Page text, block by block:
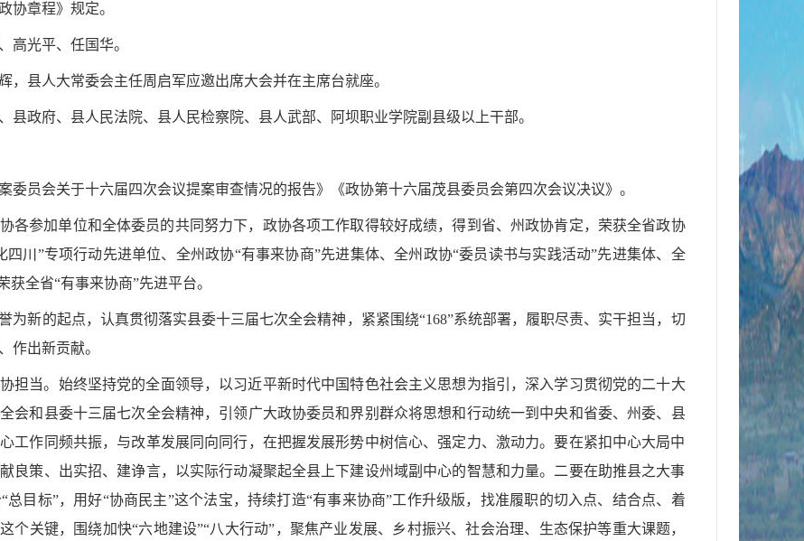
协章程》规定。
高光平、任国华。
，县人大常委会主任周启军应邀出席大会并在主席台就座。
县政府、县人民法院、县人民检察院、县人武部、阿坝职业学院副县级以上干部。
委员会关于十六届四次会议提案审查情况的报告》《政协第十六届茂县委员会第四次会议决议》。
各参加单位和全体委员的共同努力下，政协各项工作取得较好成绩，得到省、州政协肯定，荣获全省政协
川”专项行动先进单位、全州政协“有事来协商”先进集体、全州政协“委员读书与实践活动”先进集体、全
全省“有事来协商”先进平台。
为新的起点，认真贯彻落实县委十三届七次全会精神，紧紧围绕“168”系统部署，履职尽责、实干担当，切
作出新贡献。
担当。始终坚持党的全面领导，以习近平新时代中国特色社会主义思想为指引，深入学习贯彻党的二十大
会和县委十三届七次全会精神，引领广大政协委员和界别群众将思想和行动统一到中央和省委、州委、县
工作同频共振，与改革发展同向同行，在把握发展形势中树信心、强定力、激动力。要在紧扣中心大局中
良策、出实招、建诤言，以实际行动凝聚起全县上下建设州域副中心的智慧和力量。二要在助推县之大事
总目标”，用好“协商民主”这个法宝，持续打造“有事来协商”工作升级版，找准履职的切入点、结合点、着
个关键，围绕加快“六地建设”“八大行动”，聚焦产业发展、乡村振兴、社会治理、生态保护等重大课题，